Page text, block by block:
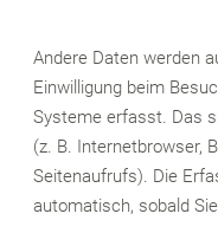
Andere Daten werden
Einwilligung beim
Systeme erfasst. Das
(z. B. Internetbrowser,
Seitenaufrufs). Die
automatisch, sobald